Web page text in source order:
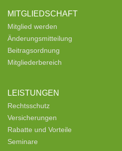
MITGLIEDSCHAFT
Mitglied werden
Änderungsmitteilung
Beitragsordnung
Mitgliederbereich
LEISTUNGEN
Rechtsschutz
Versicherungen
Rabatte und Vorteile
Seminare